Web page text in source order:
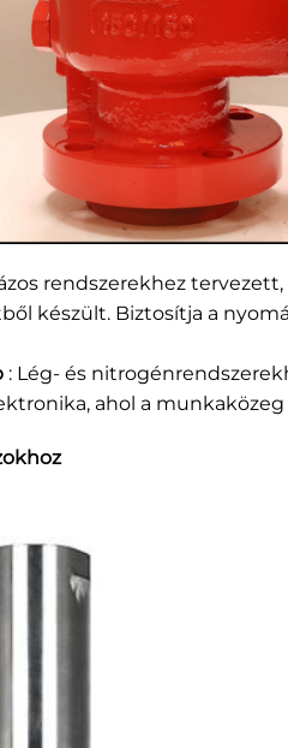
rendszerekhez
készült. Biztosítja a
: Lég- és
ahol a